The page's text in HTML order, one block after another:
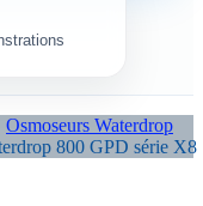
Osmoseurs Waterdrop
800 GPD série X8